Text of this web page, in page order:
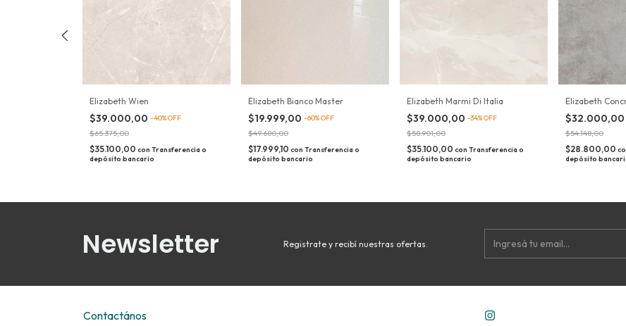
Elizabeth Wien
$39.000,00 -40%OFF
$65.375,00
$35.100,00 con Transferencia o
depósito bancario
Elizabeth Bianco Master
$19.999,00 -60%OFF
$49.680,00
$17.999,10 con Transferencia o
depósito bancario
Elizabeth Marmi Di Italia
$39.000,00 -34%OFF
$58.901,00
$35.100,00 con Transferencia o
depósito bancario
Elizabeth
$32.000,00
$54.148,00
$28.800,00
depósito
Newsletter Registrate y recibí nuestras ofertas.
Contactános